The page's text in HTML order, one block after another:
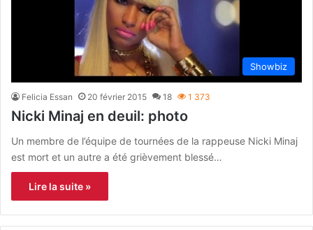
Showbiz
Felicia Essan 20 février 2015 18 1 373
Nicki Minaj en deuil: photo
Un membre de l’équipe de tournées de la rappeuse Nicki Minaj
est mort et un autre a été grièvement blessé…
Lire la suite »